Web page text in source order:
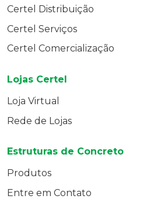
Certel Distribuição
Certel Serviços
Certel Comercialização
Lojas Certel
Loja Virtual
Rede de Lojas
Estruturas de Concreto
Produtos
Entre em Contato